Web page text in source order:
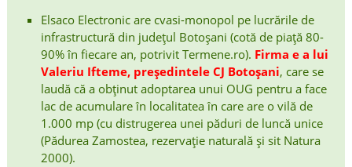
Elsaco Electronic are cvasi-monopol pe lucrările de
infrastructură din județul Botoșani (cotă de piață 80-
90% în fiecare an, potrivit Termene.ro). Firma e a lui
Valeriu Ifteme, președintele CJ Botoșani, care se
laudă că a obținut adoptarea unui OUG pentru a face
lac de acumulare în localitatea în care are o vilă de
1.000 mp (cu distrugerea unei păduri de luncă unice
(Pădurea Zamostea, rezervație naturală și sit Natura
2000).